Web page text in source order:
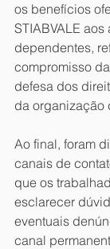
os benefícios
STIABVALE
dependentes,
compromisso
defesa dos
da organização
Ao final, foram
canais de
que os
esclarecer
eventuais
canal